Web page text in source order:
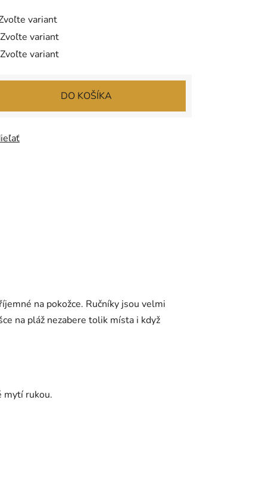
variant
Zvoľte variant
Zvoľte variant
DO KOŠÍKA
na pokožce. Ručníky jsou velmi
na pláž nezabere tolik místa i když
mytí rukou.